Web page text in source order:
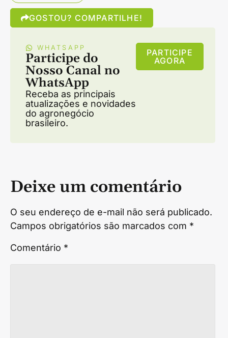
GOSTOU? COMPARTILHE!
WHATSAPP
Participe do
Nosso Canal no
WhatsApp
Receba as principais
atualizações e novidades
do agronegócio
brasileiro.
PARTICIPE
AGORA
Deixe um comentário
O seu endereço de e-mail não será publicado.
Campos obrigatórios são marcados com *
Comentário *